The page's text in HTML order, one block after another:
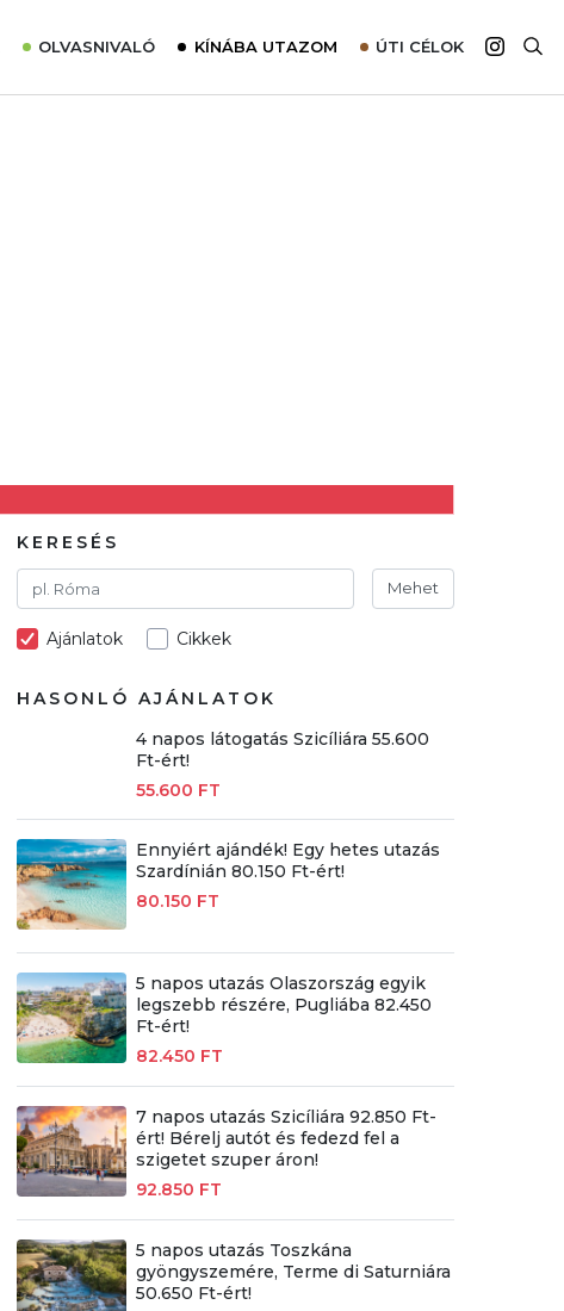
OLVASNIVALÓ KÍNÁBA UTAZOM ÚTI CÉLOK
KERESÉS
Mehet
Ajánlatok Cikkek
HASONLÓ AJÁNLATOK
4 napos látogatás Szicíliára 55.600
Ft-ért!
55.600 FT
Ennyiért ajándék! Egy hetes utazás
Szardínián 80.150 Ft-ért!
80.150 FT
5 napos utazás Olaszország egyik
legszebb részére, Pugliába 82.450
Ft-ért!
82.450 FT
7 napos utazás Szicíliára 92.850 Ft-
ért! Bérelj autót és fedezd fel a
szigetet szuper áron!
92.850 FT
5 napos utazás Toszkána
gyöngyszemére, Terme di Saturniára
50.650 Ft-ért!